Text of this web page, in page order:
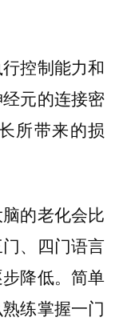
控制能力和
元的连接密
所带来的损
的老化会比
、四门语言
降低。简单
练掌握一门